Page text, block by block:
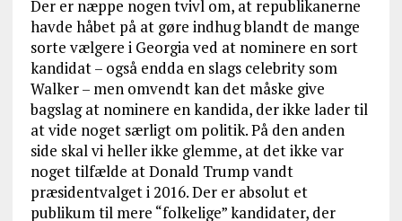
Der er næppe nogen tvivl om, at republikanerne
havde håbet på at gøre indhug blandt de mange
sorte vælgere i Georgia ved at nominere en sort
kandidat – også endda en slags celebrity som
Walker – men omvendt kan det måske give
bagslag at nominere en kandida, der ikke lader til
at vide noget særligt om politik. På den anden
side skal vi heller ikke glemme, at det ikke var
noget tilfælde at Donald Trump vandt
præsidentvalget i 2016. Der er absolut et
publikum til mere “folkelige” kandidater, der